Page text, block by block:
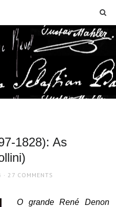
1828): As
27 COMMENTS
O grande René Denon